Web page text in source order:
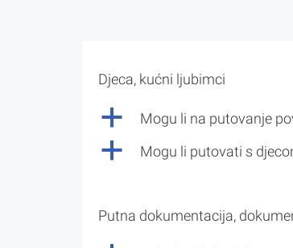
Djeca, kućni ljubimci
a Mogu li na putovanje
a Mogu li putovati s
Putna dokumentacija,